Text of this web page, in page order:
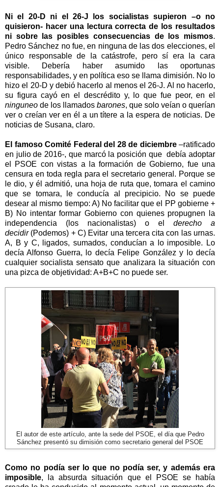
Ni el 20-D ni el 26-J los socialistas supieron –o no
quisieron- hacer una lectura correcta de los resultados
ni sobre las posibles consecuencias de los mismos.
Pedro Sánchez no fue, en ninguna de las dos elecciones, el
único responsable de la catástrofe, pero sí era la cara
visible. Debería haber asumido las oportunas
responsabilidades, y en política eso se llama dimisión. No lo
hizo el 20-D y debió hacerlo al menos el 26-J. Al no hacerlo,
su figura cayó en el descrédito y, lo que fue peor, en el
ninguneo de los llamados barones, que solo veían o querían
ver o creían ver en él a un títere a la espera de noticias. De
noticias de Susana, claro.
El famoso Comité Federal del 28 de diciembre–ratificado
en julio de 2016-, que marcó la posición que debía adoptar
el PSOE con vistas a la formación de Gobierno, fue una
censura en toda regla para el secretario general. Porque se
le dio, y él admitió, una hoja de ruta que, tomara el camino
que se tomara, le conducía al precipicio. No se puede
desear al mismo tiempo: A) No facilitar que el PP gobierne +
B) No intentar formar Gobierno con quienes propugnen la
independencia (los nacionalistas) o el derecho a
decidir(Podemos) + C) Evitar una tercera cita con las urnas.
A, B y C, ligados, sumados, conducían a lo imposible. Lo
decía Alfonso Guerra, lo decía Felipe González y lo decía
cualquier socialista sensato que analizara la situación con
una pizca de objetividad: A+B+C no puede ser.
El autor de este artículo, ante la sede del PSOE, el día que Pedro
Sánchez presentó su dimisión como secretario general del PSOE
Como no podía ser lo que no podía ser, y además era
imposible, la absurda situación que el PSOE se había